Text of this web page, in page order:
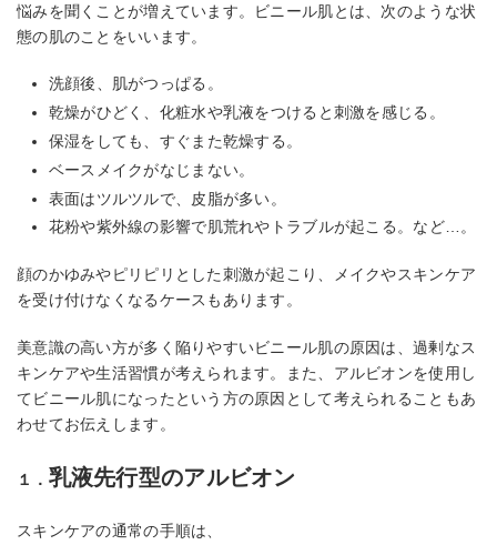
悩みを聞くことが増えています。ビニール肌とは、次のような状
態の肌のことをいいます。
洗顔後、肌がつっぱる。
乾燥がひどく、化粧水や乳液をつけると刺激を感じる。
保湿をしても、すぐまた乾燥する。
ベースメイクがなじまない。
表面はツルツルで、皮脂が多い。
花粉や紫外線の影響で肌荒れやトラブルが起こる。など…。
顔のかゆみやピリピリとした刺激が起こり、メイクやスキンケア
を受け付けなくなるケースもあります。
美意識の高い方が多く陥りやすいビニール肌の原因は、過剰なス
キンケアや生活習慣が考えられます。また、アルビオンを使用し
てビニール肌になったという方の原因として考えられることもあ
わせてお伝えします。
１． 乳液先行型のアルビオン
スキンケアの通常の手順は、